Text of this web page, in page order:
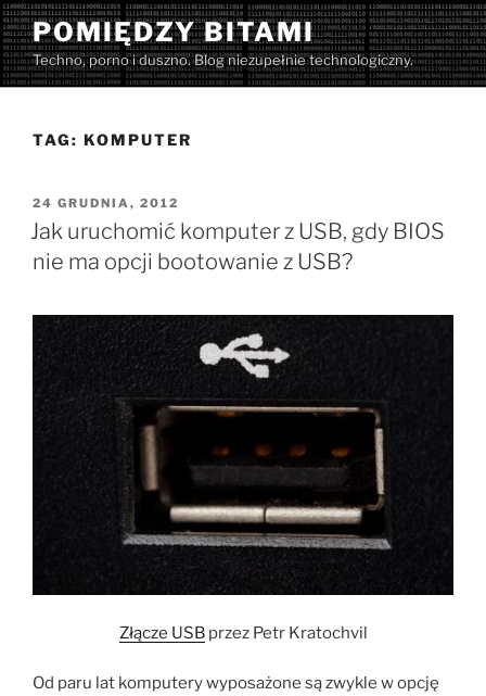
Przejdź
do
treści
POMIĘDZY BITAMI
Techno, porno i duszno. Blog niezupełnie technologiczny.
TAG: KOMPUTER
OPUBLIKOWANE
W
24 GRUDNIA, 2012
Jak uruchomić komputer z USB, gdy BIOS
nie ma opcji bootowanie z USB?
Złącze USBprzez Petr Kratochvil
Od paru lat komputery wyposażone są zwykle w opcję